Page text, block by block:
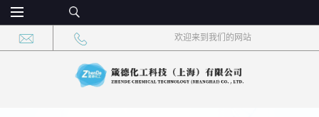
欢迎来到我们的网站